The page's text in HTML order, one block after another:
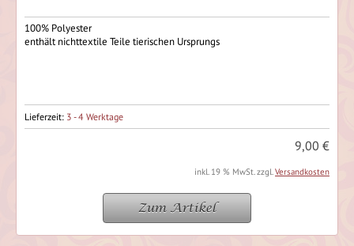
100% Polyester
enthält nichttextile Teile tierischen Ursprungs
Lieferzeit: 3 - 4 Werktage
9,00 €
inkl. 19 % MwSt. zzgl.Versandkosten
Zum Artikel